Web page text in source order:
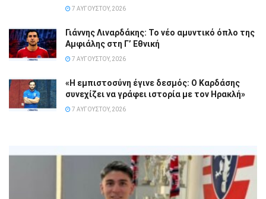
7 ΑΥΓΟΎΣΤΟΥ, 2026
Γιάννης Λιναρδάκης: Το νέο αμυντικό όπλο της
Αμφιάλης στη Γ’ Εθνική
7 ΑΥΓΟΎΣΤΟΥ, 2026
«Η εμπιστοσύνη έγινε δεσμός: Ο Καρδάσης
συνεχίζει να γράφει ιστορία με τον Ηρακλή»
7 ΑΥΓΟΎΣΤΟΥ, 2026